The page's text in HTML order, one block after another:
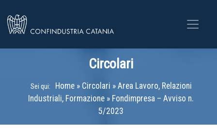
Circolari
Sei qui: Home» Circolari » Area Lavoro, Relazioni
Industriali, Formazione » Fondimpresa – Avviso n.
5/2023